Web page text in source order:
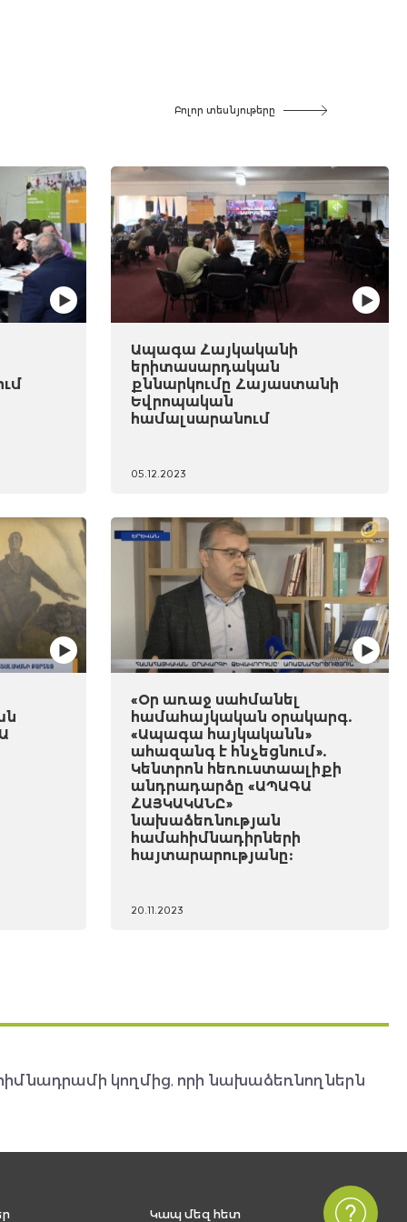
Բոլոր տեսնյութերը
Ապագա Հայկականի
երիտասարդական
քննարկումը Հայաստանի
Եվրոպական
համալսարանում
05.12.2023
«Օր առաջ սահմանել
համահայկական օրակարգ.
«Ապագա հայկականն»
ահազանգ է հնչեցնում».
Կենտրոն հեռուստաալիքի
անդրադարձը «ԱՊԱԳԱ
ՀԱՅԿԱԿԱՆԸ»
նախաձեռնության
համահիմնադիրների
հայտարարությանը:
20.11.2023
կողմից, որի նախաձեռնողներն
Կապ մեզ հետ